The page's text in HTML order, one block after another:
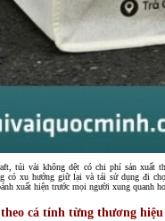
túi vải không dệt có chi phí sản xuất
có xu hướng giữ lại và tái sử dụng đi
xuất hiện trước mọi người xung quanh
cá tính từng thương hiệu